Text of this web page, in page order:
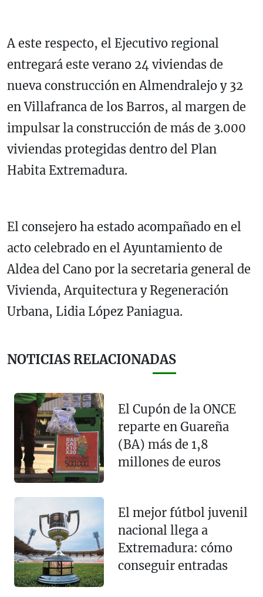
A este respecto, el Ejecutivo regional
entregará este verano 24 viviendas de
nueva construcción en Almendralejo y 32
en Villafranca de los Barros, al margen de
impulsar la construcción de más de 3.000
viviendas protegidas dentro del Plan
Habita Extremadura.
El consejero ha estado acompañado en el
acto celebrado en el Ayuntamiento de
Aldea del Cano por la secretaria general de
Vivienda, Arquitectura y Regeneración
Urbana, Lidia López Paniagua.
NOTICIAS RELACIONADAS
El Cupón de la ONCE
reparte en Guareña
(BA) más de 1,8
millones de euros
El mejor fútbol juvenil
nacional llega a
Extremadura: cómo
conseguir entradas